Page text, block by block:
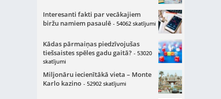
Interesanti fakti par vecākajiem
biržu namiem pasaulē - 54062 skatījumi
Kādas pārmaiņas piedzīvojušas
tiešsaistes spēles gadu gaitā? - 53020
skatījumi
Miljonāru iecienītākā vieta – Monte
Karlo kazino - 52902 skatījumi